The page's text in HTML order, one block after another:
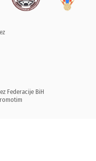
Federacije BiH